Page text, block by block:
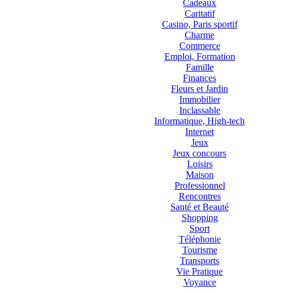
Cadeaux
Caritatif
Casino, Paris sportif
Charme
Commerce
Emploi, Formation
Famille
Finances
Fleurs et Jardin
Immobilier
Inclassable
Informatique, High-tech
Internet
Jeux
Jeux concours
Loisirs
Maison
Professionnel
Rencontres
Santé et Beauté
Shopping
Sport
Téléphonie
Tourisme
Transports
Vie Pratique
Voyance